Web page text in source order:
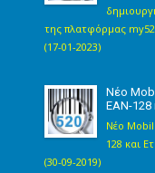
της πλατφόρμας
(17-01-2023)
Νέο
EAN-128
Νέο
128 και
(30-09-2019)